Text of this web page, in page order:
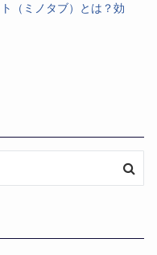
（ミノタブ）とは？効